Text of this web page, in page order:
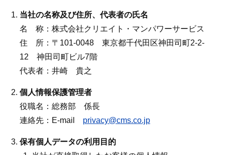
当社の名称及び住所、代表者の氏名
名 称：株式会社クリエイト・マンパワーサービス
住 所：〒101-0048 東京都千代田区神田司町2-2-
12 神田司町ビル7階
代表者：井崎 貴之
個人情報保護管理者
役職名：総務部 係長
連絡先：E-mail privacy@cms.co.jp
保有個人データの利用目的